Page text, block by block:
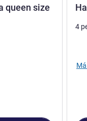
queen size
4